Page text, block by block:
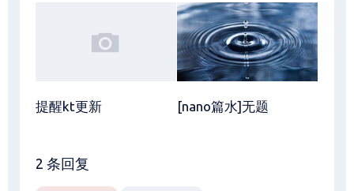
提醒kt更新 [nano篇水]无题
2 条回复